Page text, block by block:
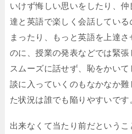
いけず悔しい思いをしたり、
達と英語で楽しく会話してい
まったり、もっと英語を上達
のに、授業の発表などでは緊
スムーズに話せず、恥をかい
談に入っていくのもなかなか
た状況は誰でも陥りやすいです
出来なくて当たり前だという